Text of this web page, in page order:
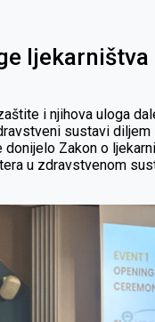
i njihova uloga
sustavi
Zakon o
u zdravstvenom